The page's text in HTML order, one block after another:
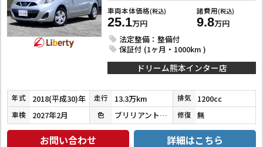
車両本体価格(税込)
25.1万円
諸費用(税込)
9.8万円
法定整備：整備付
保証付 (1ヶ月・1000km )
ドリーム熊本インター店
年式 2018(平成30)年 走行 13.3万km 排気 1200cc
車検 2027年2月 色 ブリリアントシルバー 修復 無
お問い合わせ 詳細はこちら